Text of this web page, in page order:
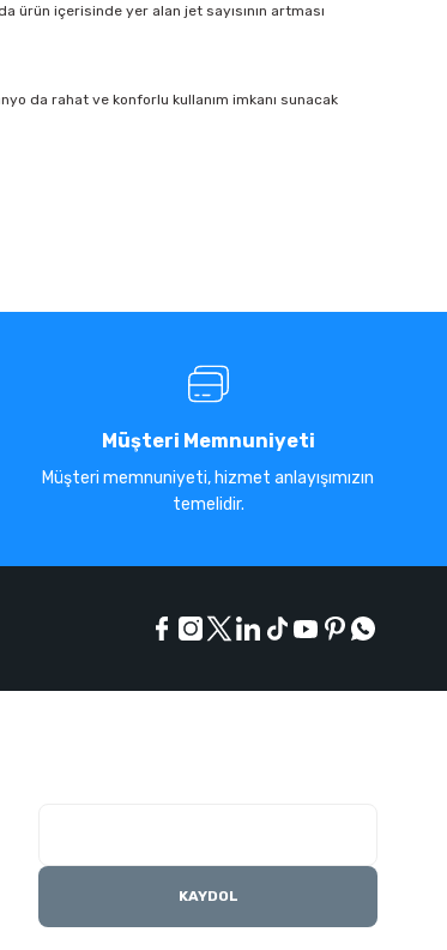
ürün içerisinde yer alan jet sayısının artması
da rahat ve konforlu kullanım imkanı sunacak
Müşteri Memnuniyeti
Müşteri memnuniyeti, hizmet anlayışımızın
temelidir.
KAYDOL